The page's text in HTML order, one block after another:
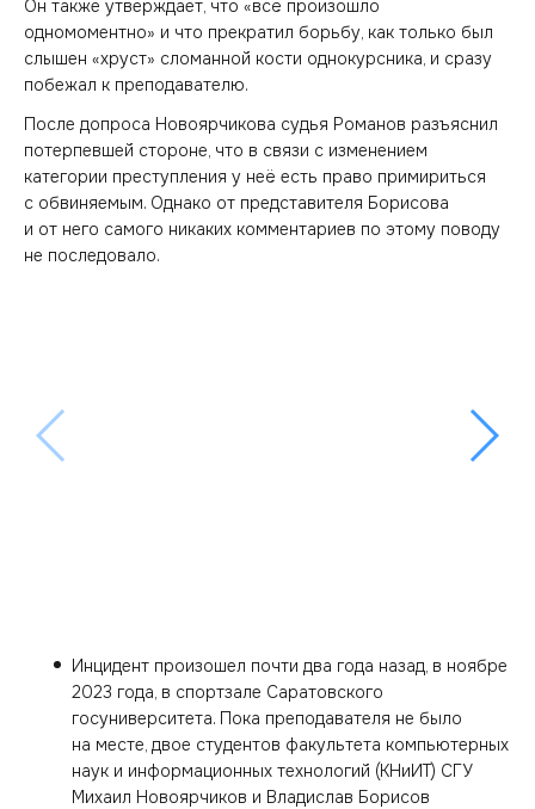
Он также утверждает, что «всё произошло
одномоментно» и что прекратил борьбу, как только был
слышен «хруст» сломанной кости однокурсника, и сразу
побежал к преподавателю.
После допроса Новоярчикова судья Романов разъяснил
потерпевшей стороне, что в связи с изменением
категории преступления у неё есть право примириться
с обвиняемым. Однако от представителя Борисова
и от него самого никаких комментариев по этому поводу
не последовало.
Инцидент произошел почти два года назад, в ноябре
2023 года, в спортзале Саратовского
госуниверситета. Пока преподавателя не было
на месте, двое студентов факультета компьютерных
наук и информационных технологий (КНиИТ) СГУ
Михаил Новоярчиков и Владислав Борисов